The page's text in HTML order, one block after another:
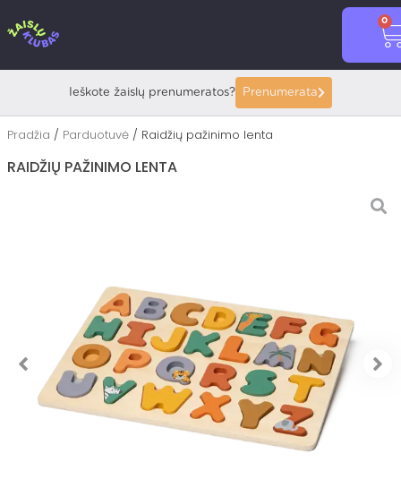
prie
0
Ieškote žaislų prenumeratos? Prenumerata
Pradžia / Parduotuvė / Raidžių pažinimo lenta
RAIDŽIŲ PAŽINIMO LENTA